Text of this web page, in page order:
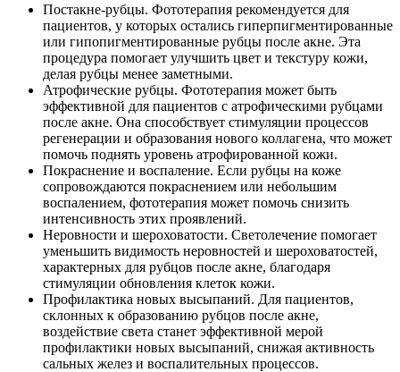
Постакне-рубцы. Фототерапия рекомендуется для
пациентов, у которых остались гиперпигментированные
или гипопигментированные рубцы после акне. Эта
процедура помогает улучшить цвет и текстуру кожи,
делая рубцы менее заметными.
Атрофические рубцы. Фототерапия может быть
эффективной для пациентов с атрофическими рубцами
после акне. Она способствует стимуляции процессов
регенерации и образования нового коллагена, что может
помочь поднять уровень атрофированной кожи.
Покраснение и воспаление. Если рубцы на коже
сопровождаются покраснением или небольшим
воспалением, фототерапия может помочь снизить
интенсивность этих проявлений.
Неровности и шероховатости. Светолечение помогает
уменьшить видимость неровностей и шероховатостей,
характерных для рубцов после акне, благодаря
стимуляции обновления клеток кожи.
Профилактика новых высыпаний. Для пациентов,
склонных к образованию рубцов после акне,
воздействие света станет эффективной мерой
профилактики новых высыпаний, снижая активность
сальных желез и воспалительных процессов.